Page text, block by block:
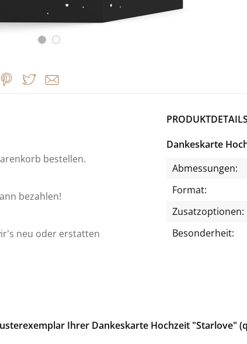
bestellen.
bezahlen!
neu oder erstatten
PRODUKTDETAILS
Dankeskarte
Abmessungen:
Format:
Zusatzoptionen:
Besonderheit:
Ihrer Dankeskarte Hochzeit "Starlove"